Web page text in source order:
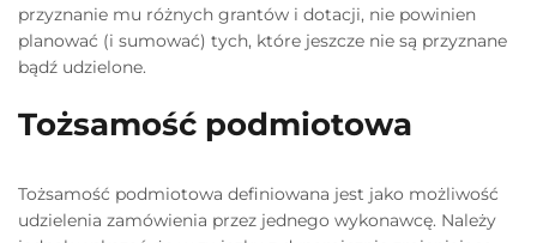
przyznanie mu różnych grantów i dotacji, nie powinien
planować (i sumować) tych, które jeszcze nie są przyznane
bądź udzielone.
Tożsamość podmiotowa
Tożsamość podmiotowa definiowana jest jako możliwość
udzielenia zamówienia przez jednego wykonawcę. Należy